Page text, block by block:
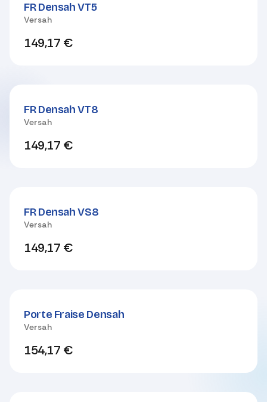
FR Densah VT5
Versah
149,17 €
FR Densah VT8
Versah
149,17 €
FR Densah VS8
Versah
149,17 €
Porte Fraise Densah
Versah
154,17 €